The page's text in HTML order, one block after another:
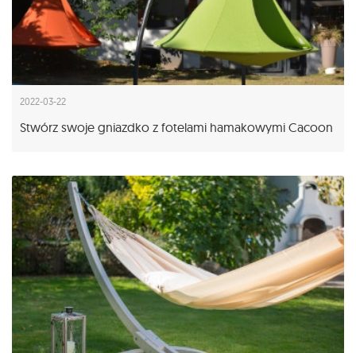
2022-03-22
Stwórz swoje gniazdko z fotelami hamakowymi Cacoon